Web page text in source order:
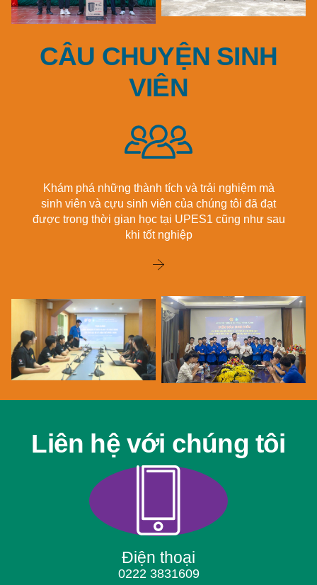
CÂU CHUYỆN SINH
VIÊN
Khám phá những thành tích và trải nghiệm mà
sinh viên và cựu sinh viên của chúng tôi đã đạt
được trong thời gian học tại UPES1 cũng như sau
khi tốt nghiệp
Liên hệ với chúng tôi
Điện thoại
0222 3831609